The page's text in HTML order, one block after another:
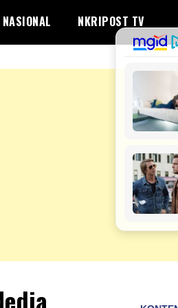
NASIONAL NKRIPOST TV